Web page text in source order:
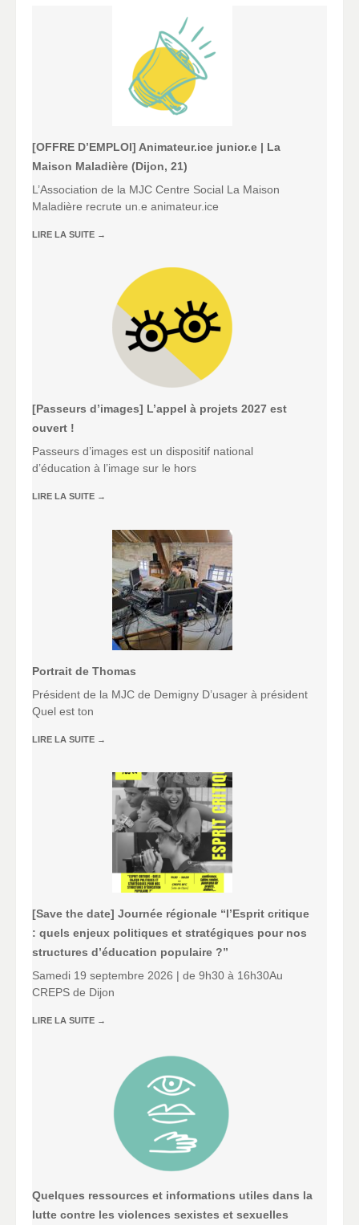
[OFFRE D’EMPLOI] Animateur.ice junior.e | La
Maison Maladière (Dijon, 21)
L’Association de la MJC Centre Social La Maison
Maladière recrute un.e animateur.ice
LIRE LA SUITE →
[Passeurs d’images] L’appel à projets 2027 est
ouvert !
Passeurs d’images est un dispositif national
d’éducation à l’image sur le hors
LIRE LA SUITE →
Portrait de Thomas
Président de la MJC de Demigny D’usager à président
Quel est ton
LIRE LA SUITE →
[Save the date] Journée régionale “l’Esprit critique
: quels enjeux politiques et stratégiques pour nos
structures d’éducation populaire ?”
Samedi 19 septembre 2026 | de 9h30 à 16h30Au
CREPS de Dijon
LIRE LA SUITE →
Quelques ressources et informations utiles dans la
lutte contre les violences sexistes et sexuelles